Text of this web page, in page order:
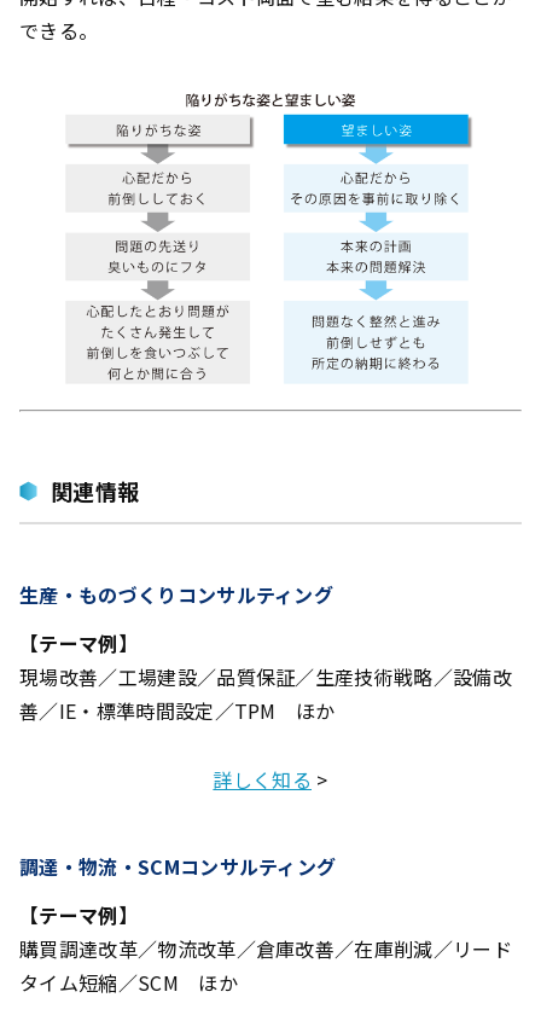
できる。
関連情報
生産・ものづくりコンサルティング
【テーマ例】
現場改善／工場建設／品質保証／生産技術戦略／設備改
善／IE・標準時間設定／TPM ほか
詳しく知る >
調達・物流・SCMコンサルティング
【テーマ例】
購買調達改革／物流改革／倉庫改善／在庫削減／リード
タイム短縮／SCM ほか